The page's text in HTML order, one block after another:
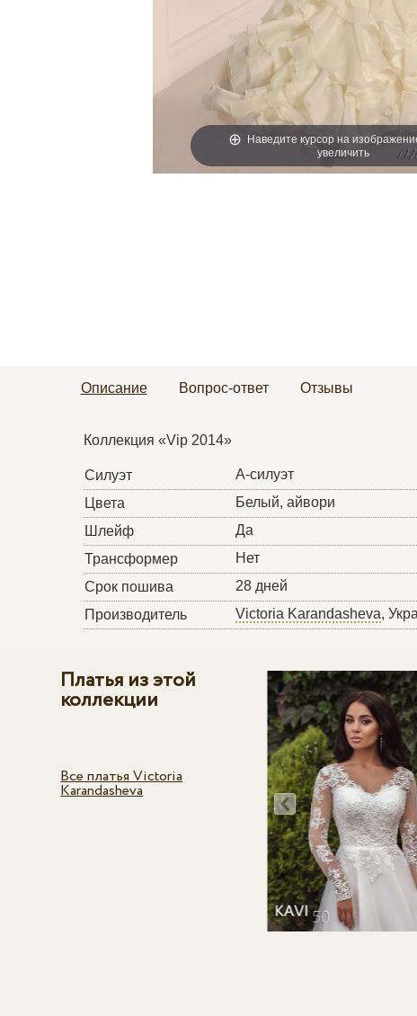
Наведите курсор на
увеличить
Описание Вопрос-ответ Отзывы
Коллекция «Vip 2014»
Силуэт
А-силуэт
Цвета
Белый, айвори
Шлейф
Да
Трансформер
Нет
Срок пошива
28 дней
Производитель
Victoria Karandasheva,
Платья из этой
коллекции
Все платья Victoria
Karandasheva